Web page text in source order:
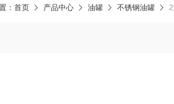
： 首页 产品中心 油罐 不锈钢油罐